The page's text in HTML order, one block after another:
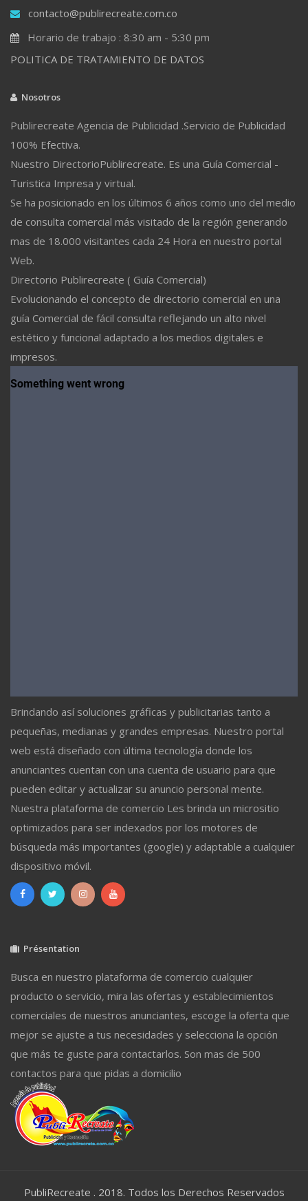
contacto@publirecreate.com.co
Horario de trabajo : 8:30 am - 5:30 pm
POLITICA DE TRATAMIENTO DE DATOS
Nosotros
Publirecreate Agencia de Publicidad .Servicio de Publicidad
100% Efectiva.
Nuestro DirectorioPublirecreate. Es una Guía Comercial -
Turistica Impresa y virtual.
Se ha posicionado en los últimos 6 años como uno del medio
de consulta comercial más visitado de la región generando
mas de 18.000 visitantes cada 24 Hora en nuestro portal
Web.
Directorio Publirecreate ( Guía Comercial)
Evolucionando el concepto de directorio comercial en una
guía Comercial de fácil consulta reflejando un alto nivel
estético y funcional adaptado a los medios digitales e
impresos.
Brindando así soluciones gráficas y publicitarias tanto a
pequeñas, medianas y grandes empresas. Nuestro portal
web está diseñado con última tecnología donde los
anunciantes cuentan con una cuenta de usuario para que
pueden editar y actualizar su anuncio personal mente.
Nuestra plataforma de comercio Les brinda un micrositio
optimizados para ser indexados por los motores de
búsqueda más importantes (google) y adaptable a cualquier
dispositivo móvil.
Présentation
Busca en nuestro plataforma de comercio cualquier
producto o servicio, mira las ofertas y establecimientos
comerciales de nuestros anunciantes, escoge la oferta que
mejor se ajuste a tus necesidades y selecciona la opción
que más te guste para contactarlos. Son mas de 500
contactos para que pidas a domicilio
PubliRecreate . 2018. Todos los Derechos Reservados